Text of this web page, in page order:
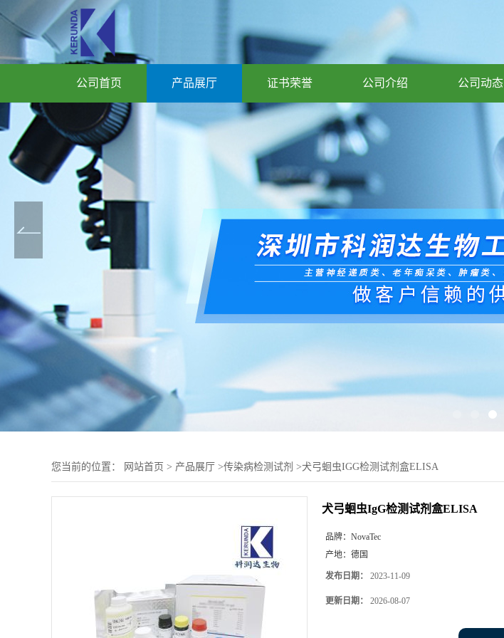
公司首页 产品展厅 证书荣誉 公司介绍 公司动态
您当前的位置： 网站首页 > 产品展厅 >传染病检测试剂 >犬弓蛔虫IGG检测试剂盒ELISA
犬弓蛔虫IgG检测试剂盒ELISA
品牌： NovaTec
产地： 德国
发布日期： 2023-11-09
更新日期： 2026-08-07